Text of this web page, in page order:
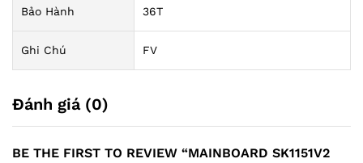
Bảo Hành 36T
Ghi Chú FV
Đánh giá (0)
BE THE FIRST TO REVIEW “MAINBOARD SK1151V2